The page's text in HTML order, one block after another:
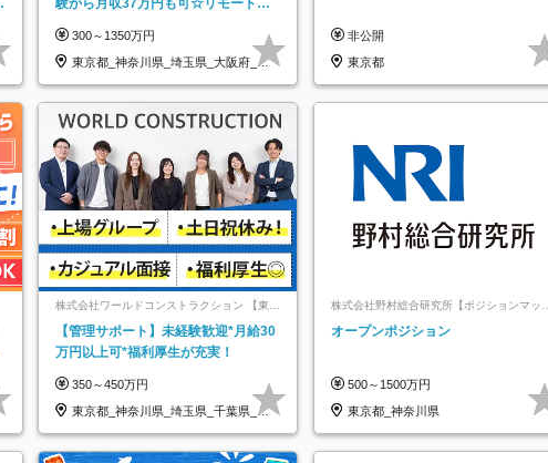
b
300～1350万円
東京都_神奈川県_埼玉県_大阪府_愛
知県…
非公開
東京都
株式会社ワールドコンストラクション 【東証
一部】 (ワールドホールディングス・グルー
プ)【管理サポート】未経験歓迎*月給30
万円以上可*福利厚生が充実！
350～450万円
東京都_神奈川県_埼玉県_千葉県_大
阪府…
株式会社野村総合研究所【ポジションマッチ
オープンポジション
500～1500万円
東京都_神奈川県